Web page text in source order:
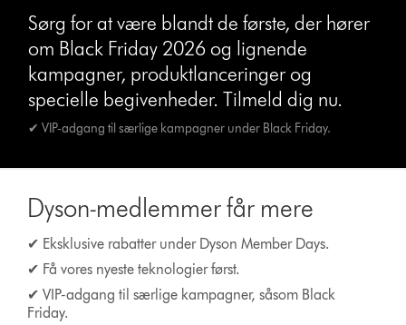
Sørg for at være blandt de første, der hører
om Black Friday 2026 og lignende
kampagner, produktlanceringer og
specielle begivenheder. Tilmeld dig nu.
✔ VIP-adgang til særlige kampagner under Black Friday.
Dyson-medlemmer får mere
✔ Eksklusive rabatter under Dyson Member Days.
✔ Få vores nyeste teknologier først.
✔ VIP-adgang til særlige kampagner, såsom Black
Friday.